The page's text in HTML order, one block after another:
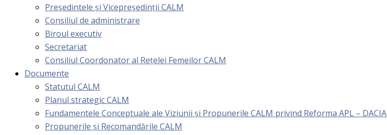
Președintele și Vicepreședinții CALM
Consiliul de administrare
Biroul executiv
Secretariat
Consiliul Coordonator al Rețelei Femeilor CALM
Documente
Statutul CALM
Planul strategic CALM
Fundamentele Conceptuale ale Viziunii și Propunerile CALM privind Reforma APL – DACIA
Propunerile și Recomandările CALM